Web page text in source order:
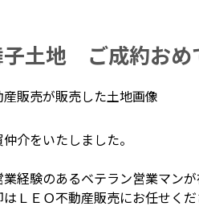
土地 ご成約おめ
介をいたしました。
経験のあるベテラン営業マンが
ＬＥＯ不動産販売にお任せくだ